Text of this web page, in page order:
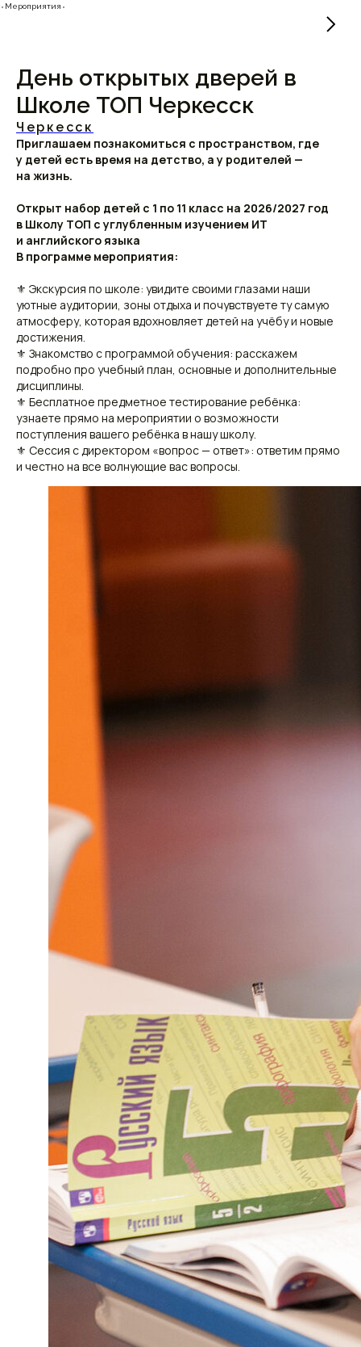
⬫Мероприятия⬫
День открытых дверей в
Школе ТОП Черкесск
Черкесск
Приглашаем познакомиться с пространством, где
у детей есть время на детство, а у родителей —
на жизнь.
Открыт набор детей с 1 по 11 класс на 2026/2027 год
в Школу ТОП с углубленным изучением ИТ
и английского языка
В программе мероприятия:
⚜ Экскурсия по школе: увидите своими глазами наши
уютные аудитории, зоны отдыха и почувствуете ту самую
атмосферу, которая вдохновляет детей на учёбу и новые
достижения.
⚜ Знакомство с программой обучения: расскажем
подробно про учебный план, основные и дополнительные
дисциплины.
⚜ Бесплатное предметное тестирование ребёнка:
узнаете прямо на мероприятии о возможности
поступления вашего ребёнка в нашу школу.
⚜ Сессия с директором «вопрос — ответ»: ответим прямо
и честно на все волнующие вас вопросы.